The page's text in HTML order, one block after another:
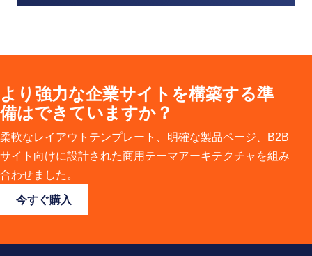
より強力な企業サイトを構築する準
備はできていますか？
柔軟なレイアウトテンプレート、明確な製品ページ、B2B
サイト向けに設計された商用テーマアーキテクチャを組み
合わせました。
今すぐ購入